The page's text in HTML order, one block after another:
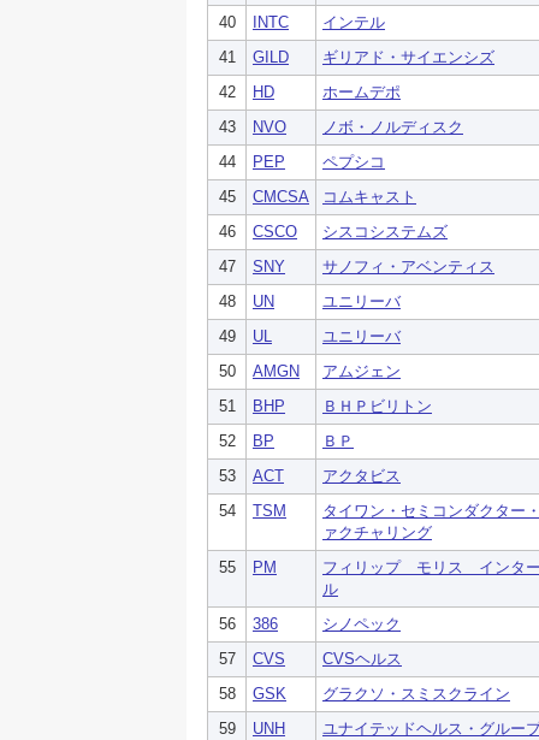
40
INTC
インテル
41
GILD
ギリアド・サイエンシズ
42
HD
ホームデポ
43
NVO
ノボ・ノルディスク
44
PEP
ペプシコ
45
CMCSA
コムキャスト
46
CSCO
シスコシステムズ
47
SNY
サノフィ・アベンティス
48
UN
ユニリーバ
49
UL
ユニリーバ
50
AMGN
アムジェン
51
BHP
ＢＨＰビリトン
52
BP
ＢＰ
53
ACT
アクタビス
54
TSM
タイワン・セミコンダクター
ァクチャリング
55
PM
フィリップ モリス インタ
ル
56
386
シノペック
57
CVS
CVSヘルス
58
GSK
グラクソ・スミスクライン
59
UNH
ユナイテッドヘルス・グルー